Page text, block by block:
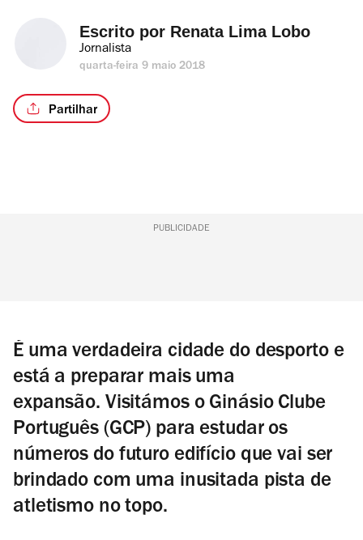
Escrito por Renata Lima Lobo
Jornalista
quarta-feira 9 maio 2018
Partilhar
PUBLICIDADE
É uma verdadeira cidade do desporto e
está a preparar mais uma
expansão. Visitámos o Ginásio Clube
Português (GCP) para estudar os
números do futuro edifício que vai ser
brindado com uma inusitada pista de
atletismo no topo.